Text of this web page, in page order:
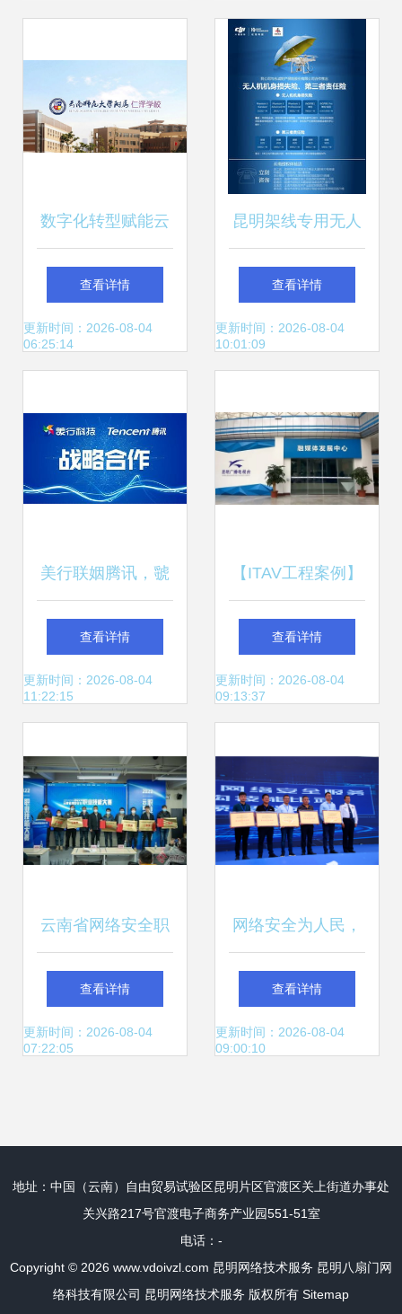
术实时传递监测网
络安心
数字化转型赋能云
南企业 昆明奥远科
技的智慧服务全景
查看详情
更新时间：2026-08-04
06:25:14
昆明架线专用无人
机服务与购买渠道
全解析
查看详情
更新时间：2026-08-04
10:01:09
美行联姻腾讯，虢
盛喜获盈利 昆明网
络技术服务行业的
查看详情
更新时间：2026-08-04
11:22:15
【ITAV工程案例】
昆明广播电视台 昆
明网络技术服务的
查看详情
更新时间：2026-08-04
09:13:37
云南省网络安全职
业技能大赛在昆举
办 昆明网络技术的
查看详情
更新时间：2026-08-04
07:22:05
网络安全为人民，
网络安全靠人民
——云南2019年国
查看详情
更新时间：2026-08-04
09:00:10
地址：中国（云南）自由贸易试验区昆明片区官渡区关上街道办事处
关兴路217号官渡电子商务产业园551-51室
电话：-
Copyright © 2026 www.vdoivzl.com 昆明网络技术服务 昆明八扇门网
络科技有限公司 昆明网络技术服务 版权所有 Sitemap